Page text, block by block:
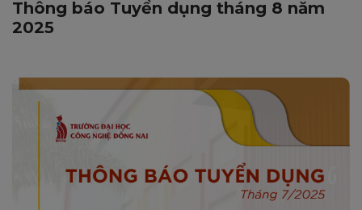
Thông báo Tuyển dụng tháng 8 năm
2025